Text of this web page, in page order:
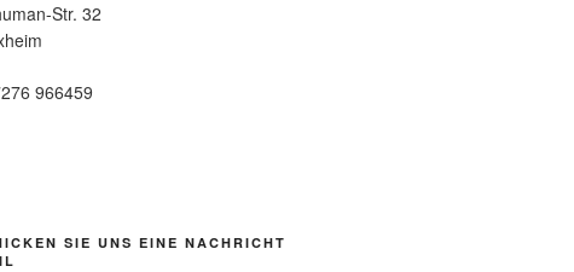
Str. 32
966459
SIE UNS EINE NACHRICHT